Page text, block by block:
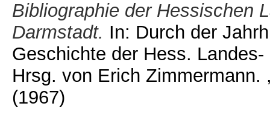
Bibliographie der Hessischen
Darmstadt. In: Durch der
Geschichte der Hess.
Hrsg. von Erich
(1967)